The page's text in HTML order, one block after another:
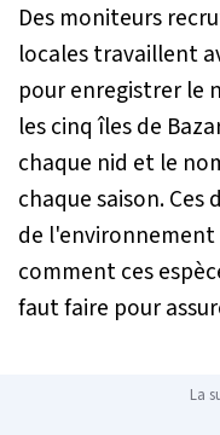
Des moniteurs
locales travaillent
pour enregistrer le
les cinq îles de
chaque nid et le
chaque saison.
de
comment ces
faut faire pour
La